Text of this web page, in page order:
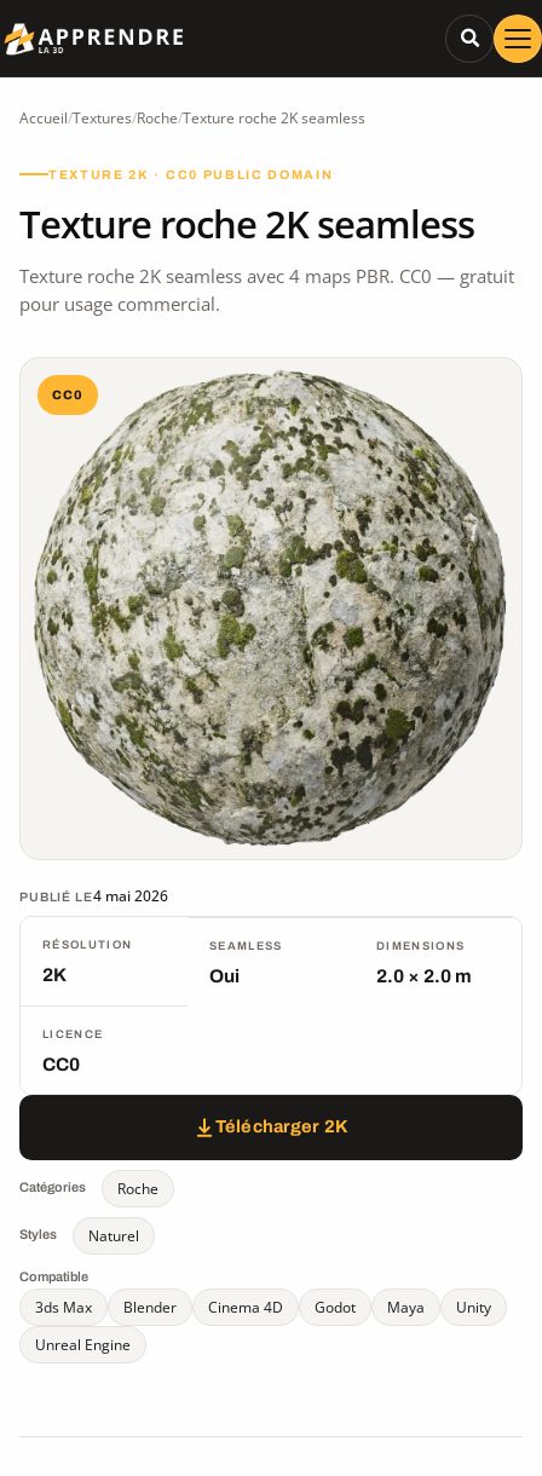
Accueil/Textures/Roche/Texture roche 2K seamless
TEXTURE 2K · CC0 PUBLIC DOMAIN
Texture roche 2K seamless
Texture roche 2K seamless avec 4 maps PBR. CC0 — gratuit
pour usage commercial.
CC0
PUBLIÉ LE4 mai 2026
RÉSOLUTION
2K
SEAMLESS
Oui
DIMENSIONS
2.0 × 2.0 m
LICENCE
CC0
Télécharger 2K
Catégories Roche
Styles Naturel
Compatible
3ds Max Blender Cinema 4D Godot Maya
Unity
Unreal Engine